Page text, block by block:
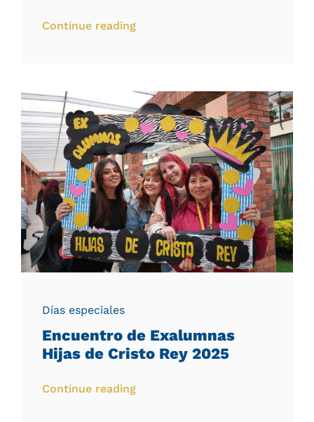
Continue reading
Días especiales
Encuentro de Exalumnas
Hijas de Cristo Rey 2025
Continue reading